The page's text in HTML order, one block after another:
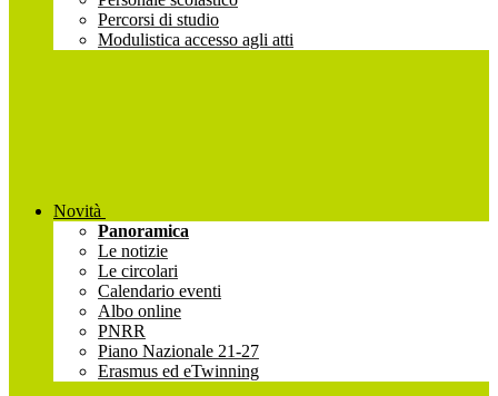
Percorsi di studio
Modulistica accesso agli atti
Novità
Panoramica
Le notizie
Le circolari
Calendario eventi
Albo online
PNRR
Piano Nazionale 21-27
Erasmus ed eTwinning